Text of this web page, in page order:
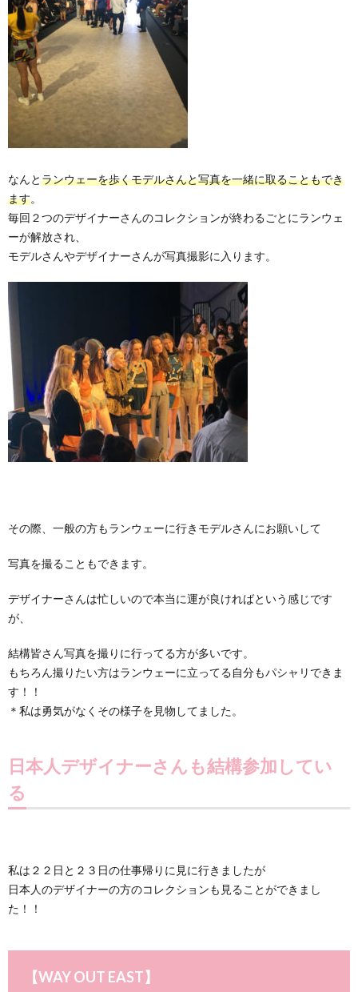
なんとランウェーを歩くモデルさんと写真を一緒に取ることもでき
ます。
毎回２つのデザイナーさんのコレクションが終わるごとにランウェ
ーが解放され、
モデルさんやデザイナーさんが写真撮影に入ります。
その際、一般の方もランウェーに行きモデルさんにお願いして
写真を撮ることもできます。
デザイナーさんは忙しいので本当に運が良ければという感じです
が、
結構皆さん写真を撮りに行ってる方が多いです。
もちろん撮りたい方はランウェーに立ってる自分もパシャリできま
す！！
＊私は勇気がなくその様子を見物してました。
日本人デザイナーさんも結構参加してい
る
私は２２日と２３日の仕事帰りに見に行きましたが
日本人のデザイナーの方のコレクションも見ることができまし
た！！
【WAY OUT EAST】